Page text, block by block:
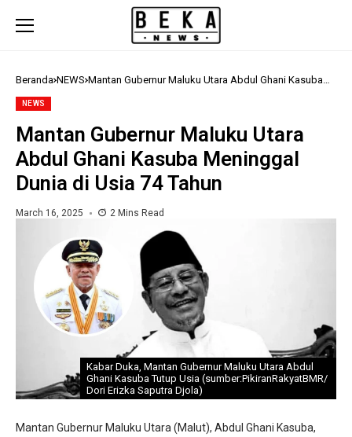
Beranda NEWS Mantan Gubernur Maluku Utara Abdul Ghani Kasuba
NEWS
Mantan Gubernur Maluku Utara
Abdul Ghani Kasuba Meninggal
Dunia di Usia 74 Tahun
March 16, 2025 2 Mins Read
Kabar Duka, Mantan Gubernur Maluku Utara Abdul
Ghani Kasuba Tutup Usia (sumber:PikiranRakyatBMR/
Dori Erizka Saputra Djola)
Mantan Gubernur Maluku Utara (Malut), Abdul Ghani Kasuba,